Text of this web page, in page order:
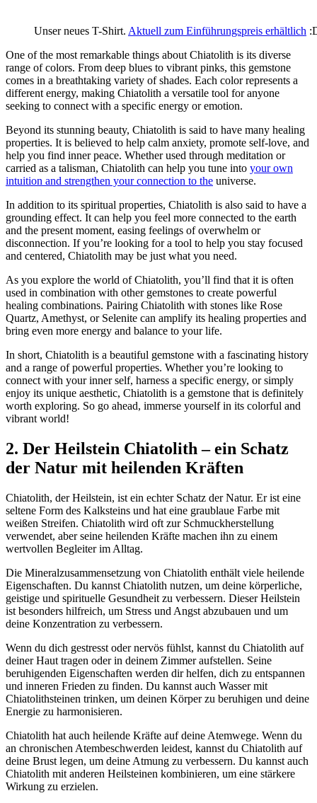
Unser neues T-Shirt. Aktuell zum Einführungspreis erhältlich
One of the most remarkable things about Chiatolith is its diverse
range of colors. From deep blues to vibrant pinks, this gemstone
comes in a breathtaking variety of shades. Each color represents a
different energy, making Chiatolith a versatile tool for anyone
seeking to connect with a specific energy or emotion.
Beyond its stunning beauty, Chiatolith is said to have many healing
properties. It is believed to help calm anxiety, promote self-love, and
help you find inner peace. Whether used through meditation or
carried as a talisman, Chiatolith can help you tune into your own
intuition and strengthen your connection to the universe.
In addition to its spiritual properties, Chiatolith is also said to have a
grounding effect. It can help you feel more connected to the earth
and the present moment, easing feelings of overwhelm or
disconnection. If you’re looking for a tool to help you stay focused
and centered, Chiatolith may be just what you need.
As you explore the world of Chiatolith, you’ll find that it is often
used in combination with other gemstones to create powerful
healing combinations. Pairing Chiatolith with stones like Rose
Quartz, Amethyst, or Selenite can amplify its healing properties and
bring even more energy and balance to your life.
In short, Chiatolith is a beautiful gemstone with a fascinating history
and a range of powerful properties. Whether you’re looking to
connect with your inner self, harness a specific energy, or simply
enjoy its unique aesthetic, Chiatolith is a gemstone that is definitely
worth exploring. So go ahead, immerse yourself in its colorful and
vibrant world!
2. Der Heilstein Chiatolith – ein Schatz
der Natur mit heilenden Kräften
Chiatolith, der Heilstein, ist ein echter Schatz der Natur. Er ist eine
seltene Form des Kalksteins und hat eine graublaue Farbe mit
weißen Streifen. Chiatolith wird oft zur Schmuckherstellung
verwendet, aber seine heilenden Kräfte machen ihn zu einem
wertvollen Begleiter im Alltag.
Die Mineralzusammensetzung von Chiatolith enthält viele heilende
Eigenschaften. Du kannst Chiatolith nutzen, um deine körperliche,
geistige und spirituelle Gesundheit zu verbessern. Dieser Heilstein
ist besonders hilfreich, um Stress und Angst abzubauen und um
deine Konzentration zu verbessern.
Wenn du dich gestresst oder nervös fühlst, kannst du Chiatolith auf
deiner Haut tragen oder in deinem Zimmer aufstellen. Seine
beruhigenden Eigenschaften werden dir helfen, dich zu entspannen
und inneren Frieden zu finden. Du kannst auch Wasser mit
Chiatolithsteinen trinken, um deinen Körper zu beruhigen und deine
Energie zu harmonisieren.
Chiatolith hat auch heilende Kräfte auf deine Atemwege. Wenn du
an chronischen Atembeschwerden leidest, kannst du Chiatolith auf
deine Brust legen, um deine Atmung zu verbessern. Du kannst auch
Chiatolith mit anderen Heilsteinen kombinieren, um eine stärkere
Wirkung zu erzielen.